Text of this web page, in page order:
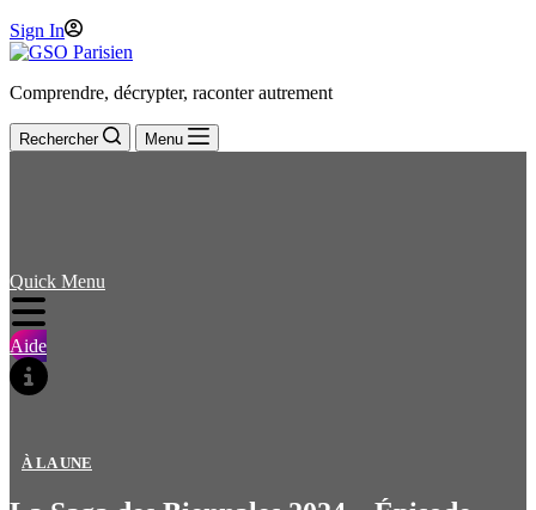
Sign In
Comprendre, décrypter, raconter autrement
Rechercher Menu
Quick Menu
Aide
À LA UNE